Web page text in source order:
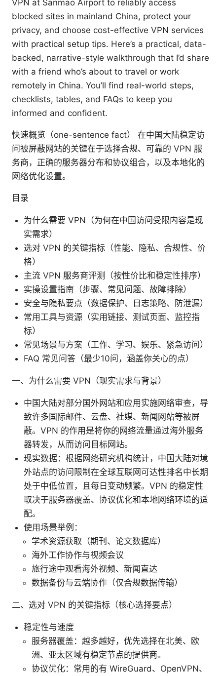
VPN at Sanmao Airport to reliably access
blocked sites in mainland China, protect your
privacy, and choose cost-effective VPN services
with practical setup tips. Here’s a practical, data-
backed, narrative-style walkthrough that I’d share
with a friend who’s about to travel or work
remotely in China. You’ll find real-world steps,
checklists, tables, and FAQs to keep you
informed and confident.
快速概览（one-sentence fact） 在中国大陆稳定访
问被屏蔽网站的关键在于选择合规、可靠的 VPN 服
务商，正确的服务器分布和协议组合，以及本地化的
网络优化设置。
目录
为什么需要 VPN（为何在中国访问受限内容是现
实需求）
选对 VPN 的关键指标（性能、隐私、合规性、价
格）
主流 VPN 服务商评测（按性价比和稳定性排序）
实操设置指南（步骤、常见问题、故障排除）
安全与隐私要点（数据保护、日志策略、防泄漏）
常用工具与资源（实用链接、测试页面、监控指
标）
常见场景与方案（工作、学习、娱乐、紧急访问）
FAQ 常见问答（最少10问，涵盖你关心的点）
一、为什么需要 VPN（现实需求与背景）
中国大陆对部分国外网站和应用实施网络审查，导
致许多国际邮件、云盘、社媒、新闻网站等被屏
蔽。VPN 的作用是将你的网络流量通过海外服务
器转发，从而访问目标网站。
现实数据：根据网络研究机构统计，中国大陆对境
外站点的访问限制在全球互联网可达性排名中长期
处于中低位置，且每日变动频繁。VPN 的稳定性
取决于服务器覆盖、协议优化和本地网络环境的适
配。
使用场景举例：
学术资源获取（期刊、论文数据库）
海外工作协作与视频会议
旅行途中观看海外视频、新闻直达
数据备份与云端协作（仅合规数据传输）
二、选对 VPN 的关键指标（核心选择要点）
稳定性与速度
服务器覆盖：越多越好，优先选择在北美、欧
洲、亚太区域有稳定节点的提供商。
协议优化：常用的有 WireGuard、OpenVPN、